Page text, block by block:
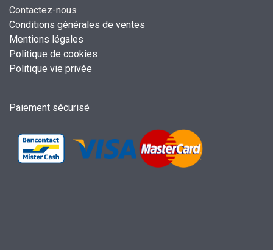
Contactez-nous
Conditions générales de ventes
Mentions légales
Politique de cookies
Politique vie privée
Paiement sécurisé